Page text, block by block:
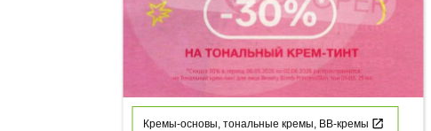
Кремы-основы, тональные кремы, ВВ-кремы